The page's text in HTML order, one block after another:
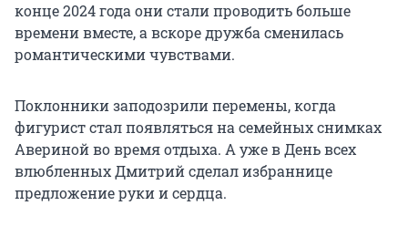
конце 2024 года они стали проводить больше
времени вместе, а вскоре дружба сменилась
романтическими чувствами.
Поклонники заподозрили перемены, когда
фигурист стал появляться на семейных снимках
Авериной во время отдыха. А уже в День всех
влюбленных Дмитрий сделал избраннице
предложение руки и сердца.